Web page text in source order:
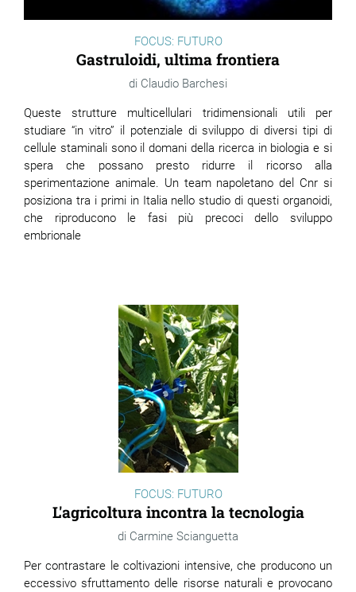
FOCUS: FUTURO
Gastruloidi, ultima frontiera
Claudio Barchesi
Queste strutture multicellulari tridimensionali utili per
studiare “in vitro” il potenziale di sviluppo di diversi tipi di
cellule staminali sono il domani della ricerca in biologia e si
spera che possano presto ridurre il ricorso alla
sperimentazione animale. Un team napoletano del Cnr si
posiziona tra i primi in Italia nello studio di questi organoidi,
che riproducono le fasi più precoci dello sviluppo
embrionale
FOCUS: FUTURO
L'agricoltura incontra la tecnologia
Carmine Scianguetta
Per contrastare le coltivazioni intensive, che producono un
eccessivo sfruttamento delle risorse naturali e provocano